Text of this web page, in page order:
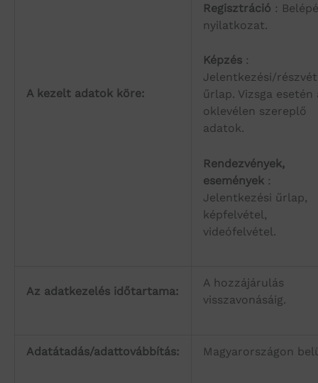
A kezelt adatok köre:
Regisztráció :
nyilatkozat.
Képzés :
Jelentkezési/
űrlap. Vizsga esetén
oklevélen szereplő
adatok.
Rendezvények,
események :
Jelentkezési űrlap,
képfelvétel,
videófelvétel.
Az adatkezelés időtartama:
A hozzájárulás
visszavonásáig.
Adatátadás/adattovábbítás: Magyarországon